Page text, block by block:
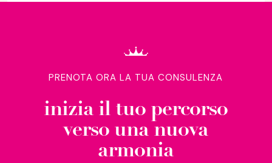
PRENOTA ORA LA TUA CONSULENZA
inizia il tuo percorso
verso una nuova
armonia